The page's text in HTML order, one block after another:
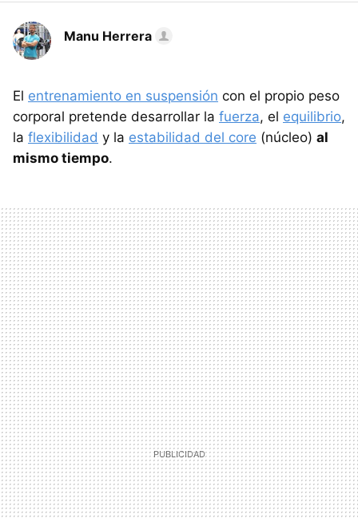
Manu Herrera
El entrenamiento en suspensión con el propio peso
corporal pretende desarrollar la fuerza, el equilibrio,
la flexibilidad y la estabilidad del core (núcleo) al
mismo tiempo.